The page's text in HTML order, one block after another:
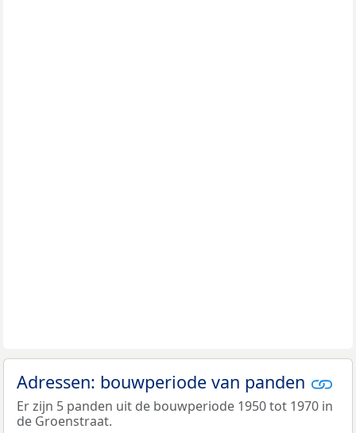
Adressen: bouwperiode van panden
Er zijn 5 panden uit de bouwperiode 1950 tot 1970 in
de Groenstraat.